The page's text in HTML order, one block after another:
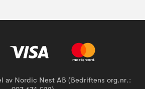
av Nordic Nest AB (Bedriftens org.nr.: